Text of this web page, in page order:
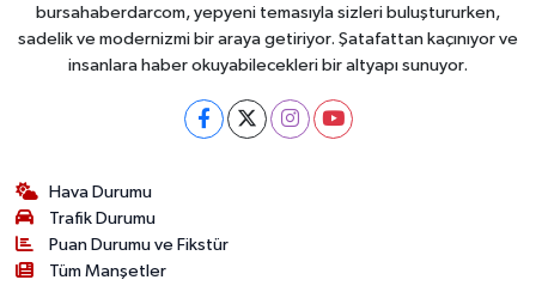
bursahaberdarcom, yepyeni temasıyla sizleri buluştururken,
sadelik ve modernizmi bir araya getiriyor. Şatafattan kaçınıyor ve
insanlara haber okuyabilecekleri bir altyapı sunuyor.
Hava Durumu
Trafik Durumu
Puan Durumu ve Fikstür
Tüm Manşetler